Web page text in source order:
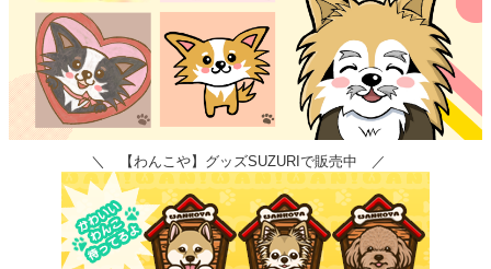
＼ 【わんこや】グッズSUZURIで販売中 ／